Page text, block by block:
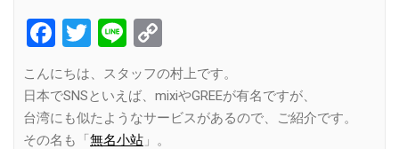
Facebook
Twitter
Line
Link
こんにちは、スタッフの村上です。
日本でSNSといえば、mixiやGREEが有名ですが、
台湾にも似たようなサービスがあるので、ご紹介です。
その名も「無名小站 」。